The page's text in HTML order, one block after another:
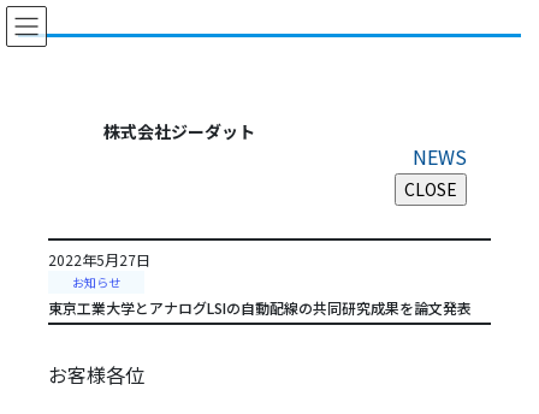
コ
ン
ナ
ビ
株式会社ジーダット
NEWS
2022年5月27日
お知らせ
東京工業大学とアナログLSIの自動配線の共同研究成果を論文発表
お客様各位